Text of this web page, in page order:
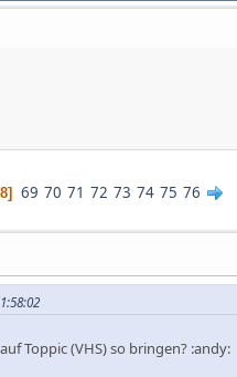
69 70 71 72 73 74 75 76
Toppic (VHS) so bringen? :andy: